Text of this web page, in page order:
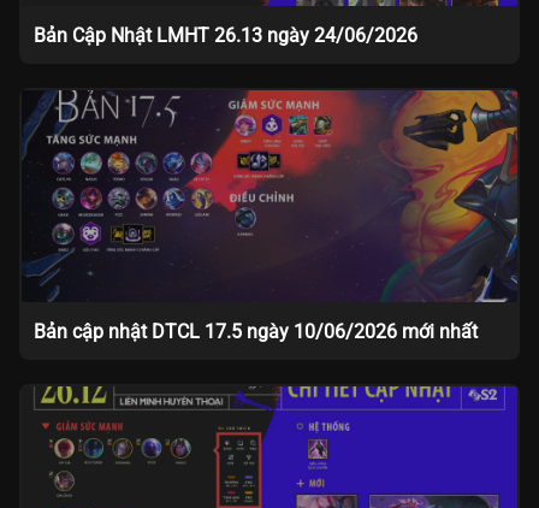
Bản Cập Nhật LMHT 26.13 ngày 24/06/2026
Bản cập nhật DTCL 17.5 ngày 10/06/2026 mới nhất